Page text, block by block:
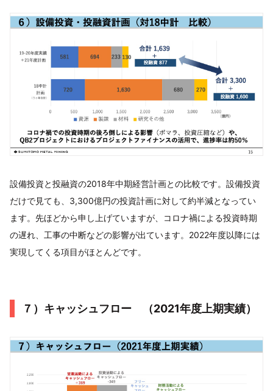
設備投資と投融資の2018年中期経営計画との比較です。設備投資
だけで見ても、3,300億円の投資計画に対して約半減となってい
ます。先ほどから申し上げていますが、コロナ禍による投資時期
の遅れ、工事の中断などの影響が出ています。2022年度以降には
実現してくる項目がほとんどです。
７）キャッシュフロー （2021年度上期実績）